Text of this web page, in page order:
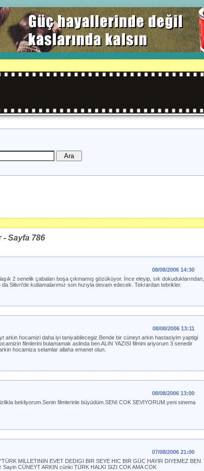
- Sayfa 786
08/08/2006 14:30
2 senelik çabaları boşa çıkmamış gözüküyor. İnce eleyip, sık dokuduklarından,
Silivri'de kutlamalarımız son hızıyla devam edecek. Tekrardan tebrikler.
08/08/2006 13:11
hocamizi daha iyi taniyabilecegiz.Bende bir cüneyt arkin hastasiyim yaptigi
filmlerini bulamamak aslinda ben ALIN YAZISI filmini ariyorum 3 senedir
hocamiza selamlar allaha emanet olun.
08/08/2006 13:00
bekliyorum.Senin filmlerinle büyüdüm.SENI COK SEVIYORUM.yeni sinema
07/08/2006 21:00
MILLETININ EVET DEDIGI BIR SEYE HIC BIR GÜC HAYIR DIYEMEZ BEN
CÜNEYT ARKIN cünki TÜRK HALKI SIZI COK AMA COK